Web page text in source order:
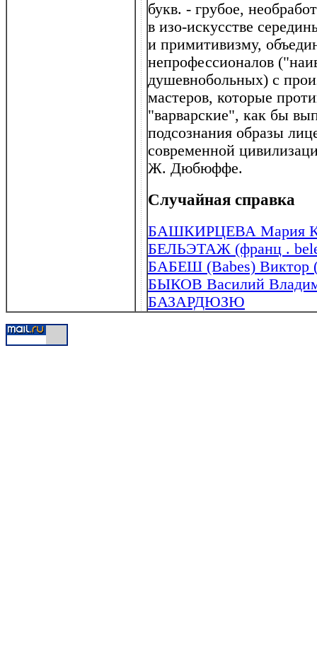
букв. - грубое,
в изо-искусстве
и примитивизму,
непрофессионалов
душевнобольных) с
мастеров, которые
"варварские", как бы
подсознания образы
современной
Ж. Дюбюффе.
Случайная справка
БАШКИРЦЕВА Мария
БЕЛЬЭТАЖ (франц .
БАБЕШ (Babes) Виктор
БЫКОВ Василий
БАЗАРДЮЗЮ